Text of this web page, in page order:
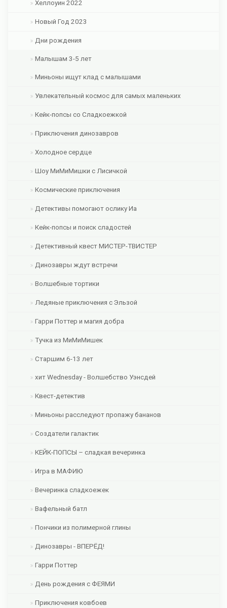
Хеллоуин 2022
Новый Год 2023
Дни рождения
Малышам 3-5 лет
Миньоны ищут клад с малышами
Увлекательный космос для самых маленьких
Кейк-попсы со Сладкоежкой
Приключения динозавров
Холодное сердце
Шоу МиМиМишки с Лисичкой
Космические приключения
Детективы помогают ослику Иа
Кейк-попсы и поиск сладостей
Детективный квест МИСТЕР-ТВИСТЕР
Динозавры ждут встречи
Волшебные тортики
Ледяные приключения с Эльзой
Гарри Поттер и магия добра
Тучка из МиМиМишек
Старшим 6-13 лет
хит Wednesday - Волшебство Уэнсдей
Квест-детектив
Миньоны расследуют пропажу бананов
Создатели галактик
КЕЙК-ПОПСЫ – сладкая вечеринка
Игра в МАФИЮ
Вечеринка сладкоежек
Вафельный батл
Пончики из полимерной глины
Динозавры - ВПЕРЁД!
Гарри Поттер
День рождения с ФЕЯМИ
Приключения ковбоев